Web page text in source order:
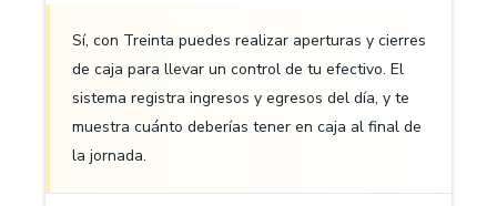
Sí, con Treinta puedes realizar aperturas y cierres
de caja para llevar un control de tu efectivo. El
sistema registra ingresos y egresos del día, y te
muestra cuánto deberías tener en caja al final de
la jornada.